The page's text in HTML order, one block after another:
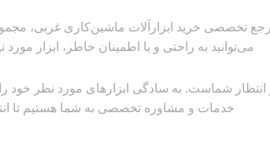
تخصصی خرید ابزارآلات ماشین‌کاری غربی،
می‌توانید به راحتی و با اطمینان خاطر، ابزار مورد
شماست. به سادگی ابزارهای مورد نظر خود را
خدمات و مشاوره تخصصی به شما هستیم تا